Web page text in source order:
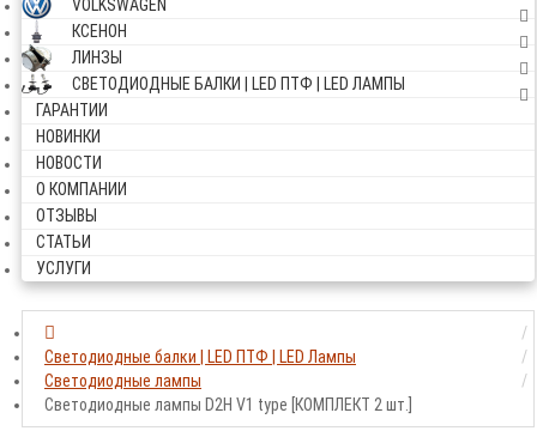
VOLKSWAGEN
КСЕНОН
ЛИНЗЫ
СВЕТОДИОДНЫЕ БАЛКИ | LED ПТФ | LED ЛАМПЫ
ГАРАНТИИ
НОВИНКИ
НОВОСТИ
О КОМПАНИИ
ОТЗЫВЫ
СТАТЬИ
УСЛУГИ
Светодиодные балки | LED ПТФ | LED Лампы
Светодиодные лампы
Светодиодные лампы D2H V1 type [КОМПЛЕКТ 2 шт.]